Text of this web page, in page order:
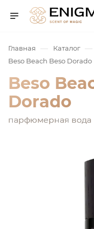
Главная — Каталог —
Beso Beach Beso Dorado
Beso
Dorado
парфюмерная вода